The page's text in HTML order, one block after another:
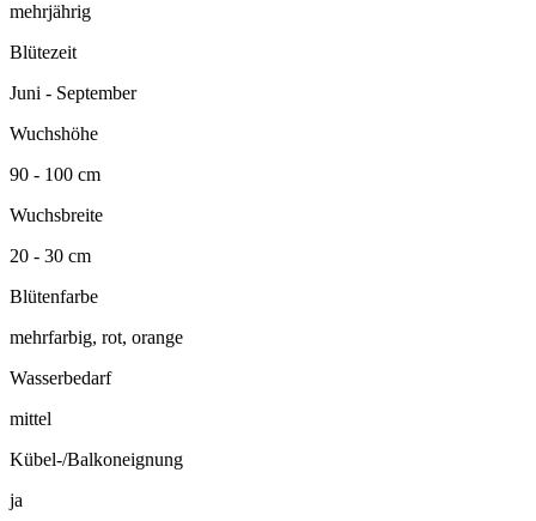
mehrjährig
Blütezeit
Juni - September
Wuchshöhe
90 - 100 cm
Wuchsbreite
20 - 30 cm
Blütenfarbe
mehrfarbig, rot, orange
Wasserbedarf
mittel
Kübel-/Balkoneignung
ja